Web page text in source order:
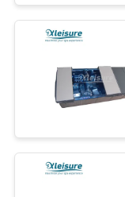
de